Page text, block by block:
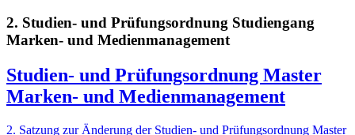
2. Studien- und Prüfungsordnung Studiengang
Marken- und Medienmanagement
Studien- und Prüfungsordnung Master
Marken- und Medienmanagement
2. Satzung zur Änderung der Studien- und Prüfungsordnung Master